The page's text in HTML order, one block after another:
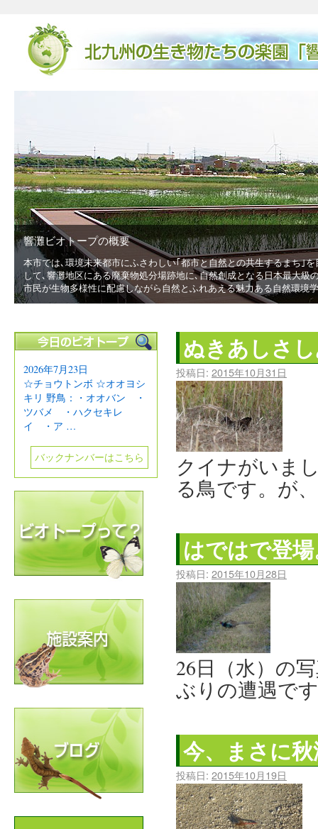
響灘ビオトープの概要
本市では､環境未来都市にふさわしい｢都市と自然との共生するまち｣
して､響灘地区にある廃棄物処分場跡地に､自然創成となる日本最大級
市民が生物多様性に配慮しながら自然とふれあえる魅力ある自然環境
ぬきあしさ
投稿日: 2015年10月31日
クイナがいま
る鳥です。が
はではで登
投稿日: 2015年10月28日
26日（水）の
ぶりの遭遇で
今、まさに
投稿日: 2015年10月19日
2026年7月23日
☆チョウトンボ ☆オオヨシ
キリ 野鳥：・オオバン ・
ツバメ ・ハクセキレ
イ ・ア …
バックナンバーはこちら